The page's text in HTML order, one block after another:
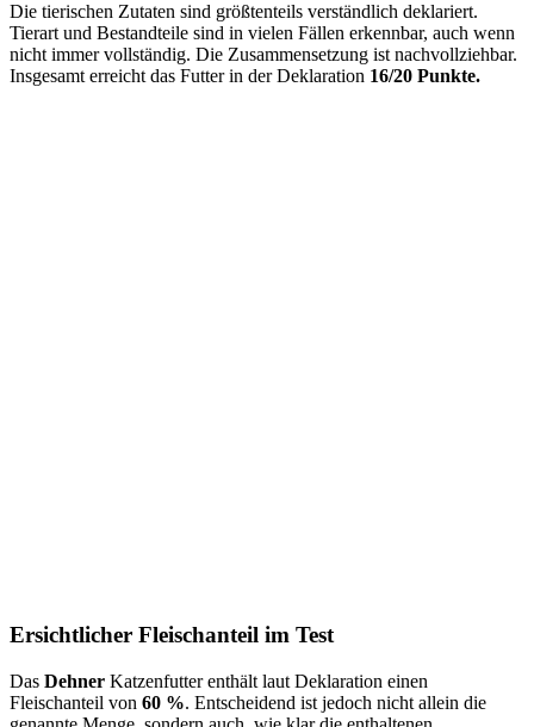
Die tierischen Zutaten sind größtenteils verständlich deklariert.
Tierart und Bestandteile sind in vielen Fällen erkennbar, auch wenn
nicht immer vollständig. Die Zusammensetzung ist nachvollziehbar.
Insgesamt erreicht das Futter in der Deklaration 16/20 Punkte.
Ersichtlicher Fleischanteil im Test
Das Dehner Katzenfutter enthält laut Deklaration einen
Fleischanteil von 60 %. Entscheidend ist jedoch nicht allein die